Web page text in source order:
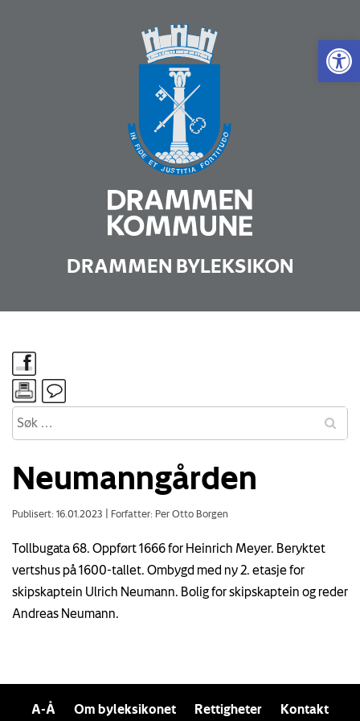
Vis
DRAMMEN BYLEKSIKON
Neumanngården
Publisert: 16.01.2023 Forfatter: Per Otto Borgen
Tollbugata 68. Oppført 1666 for Heinrich Meyer. Beryktet
vertshus på 1600-tallet. Ombygd med ny 2. etasje for
skipskaptein Ulrich Neumann. Bolig for skipskaptein og reder
Andreas Neumann.
A-Å Om byleksikonet Rettigheter Kontakt